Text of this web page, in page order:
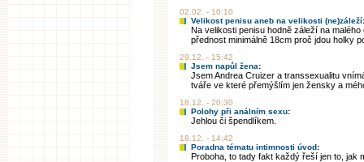
02.02. - 10:10
Velikost penisu aneb na velikosti (ne)záleží:
Na velikosti penisu hodně záleží na
přednost minimálně 18cm proč jdou holky
29.12. - 15:42
Jsem napůl žena:
Jsem Andrea Cruizer a transsexualitu
tváře ve které přemýšlím jen žensky a
18.12. - 20:30
Polohy při análním sexu:
Jehlou či špendlíkem.
18.12. - 14:42
Poradna tématu intimnosti úvod:
Proboha, to tady fakt každý řeší jen to, jak